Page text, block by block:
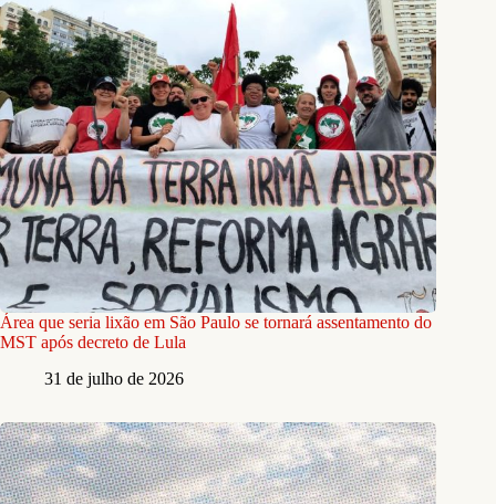
Área que seria lixão em São Paulo se tornará assentamento do
MST após decreto de Lula
31 de julho de 2026